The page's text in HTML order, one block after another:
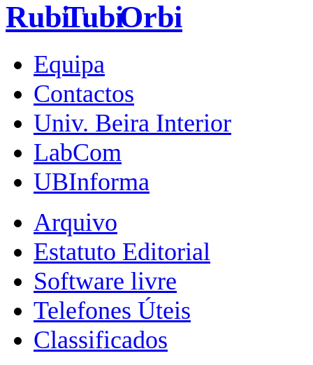
Equipa
Contactos
Univ. Beira Interior
LabCom
UBInforma
Arquivo
Estatuto Editorial
Software livre
Telefones Úteis
Classificados